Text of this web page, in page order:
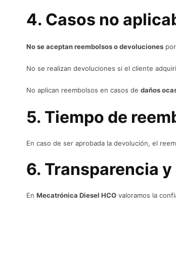
4. Casos no
No se aceptan reembolsos o devoluciones
No se realizan devoluciones si el cliente
No aplican reembolsos en casos de daños
5. Tiempo de
En caso de ser aprobada la devolución, el
6. Transparencia
En Mecatrónica Diesel HCO valoramos la